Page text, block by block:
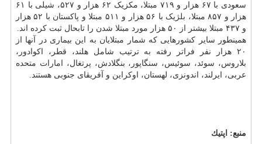
سعودی با ۶۷ هزار و ۷۱۹ مبتلا، مکزیک ۶۲ هزار و ۵۲۷، شیلی با ۶۱
هزار و ۸۵۷ مبتلا، بلژیک با ۵۶ هزار و ۵۱۱ مبتلا و پاکستان با ۵۲ هزار
و ۴۳۷ مبتلا بیشتر از ۵۰ هزار مورد مبتلا شدن را تابحال ثبت کرده اند.
همینطور سایر کشورهایی که شمار مبتلایان به این بیماری در آنها از
۲۰ هزار نفر فراتر رفته به ترتیب شامل هلند، قطر، اکوادور،
بلاروس، سوئد، سوئیس، سنگاپور، بنگلادش، پرتغال، امارات متحده
عربی، ایرلند، اندونزی، لهستان، اوکراین و آفریقای جنوبی هستند.
منبع: اپتیك